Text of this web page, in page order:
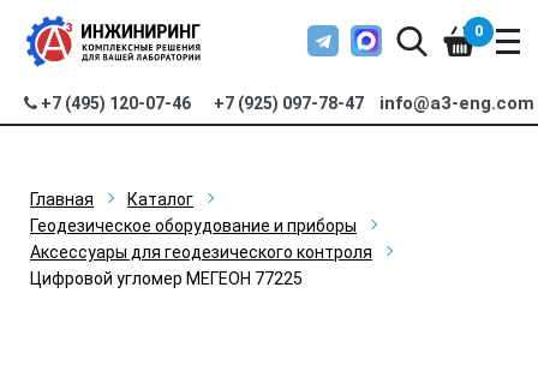
+7 (495) 120-07-46 +7 (925) 097-78-47 info@a3-eng.com
0
Главная
Каталог
Геодезическое оборудование и приборы
Аксессуары для геодезического контроля
Цифровой угломер МЕГЕОН 77225